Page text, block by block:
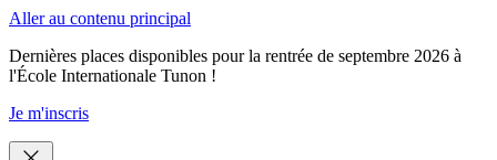
Aller au contenu principal
Dernières places disponibles pour la rentrée de septembre 2026 à
l'École Internationale Tunon !
Je m'inscris